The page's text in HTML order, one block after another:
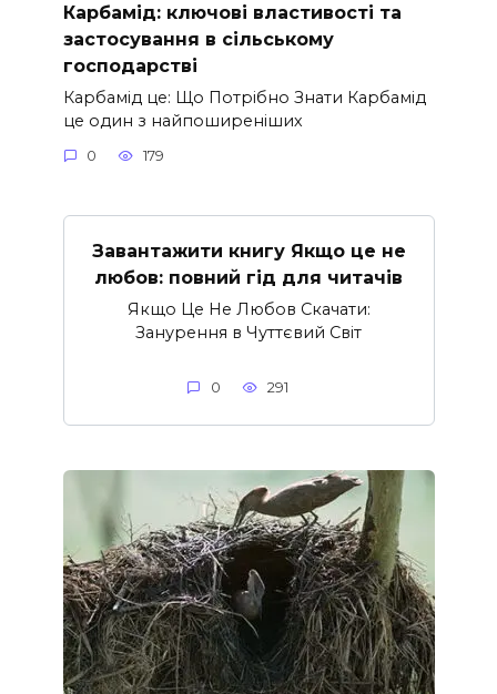
Карбамід: ключові властивості та
застосування в сільському
господарстві
Карбамід це: Що Потрібно Знати Карбамід
це один з найпоширеніших
0 179
Завантажити книгу Якщо це не
любов: повний гід для читачів
Якщо Це Не Любов Скачати:
Занурення в Чуттєвий Світ
0 291